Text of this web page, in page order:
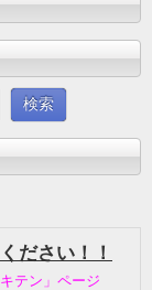
ださい！！
ン」ページ